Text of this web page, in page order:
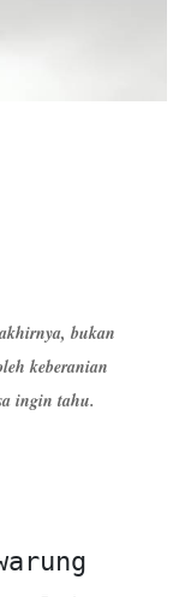
bukan
keberanian
ingin tahu.